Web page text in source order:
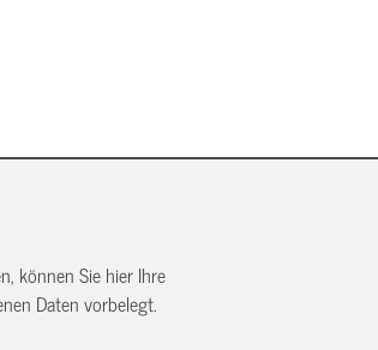
können Sie hier Ihre
Daten vorbelegt.